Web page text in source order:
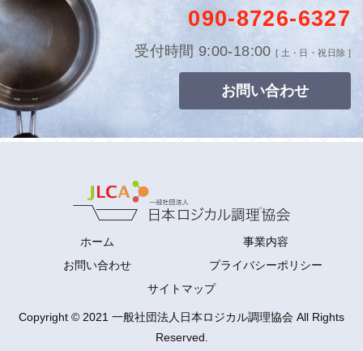
090-8726-6327
受付時間 9:00-18:00 [ 土・日・祝日除 ]
お問い合わせ
ホーム
事業内容
お問い合わせ
プライバシーポリシー
サイトマップ
Copyright © 2021 一般社団法人日本ロジカル調理協会 All Rights
Reserved.